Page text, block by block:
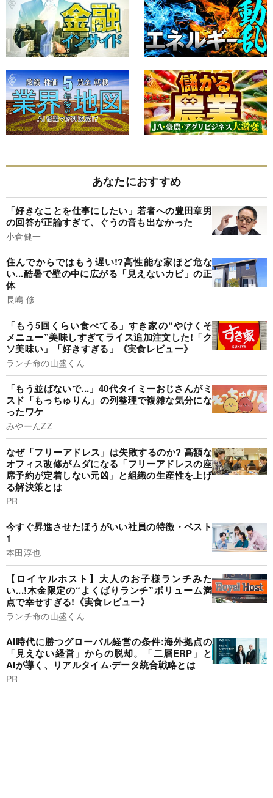
あなたにおすすめ
「好きなことを仕事にしたい」若者への豊田章男
の回答が正論すぎて、ぐうの音も出なかった
小倉健一
住んでからではもう遅い!?高性能な家ほど危な
い...酷暑で壁の中に広がる「見えないカビ」の正
体
長嶋 修
「もう5回くらい食べてる」すき家の“やけくそ
メニュー”美味しすぎてライス追加注文した!「ク
ソ美味い」「好きすぎる」《実食レビュー》
ランチ命の山盛くん
「もう並ばないで...」40代タイミーおじさんがミ
スド「もっちゅりん」の列整理で複雑な気分にな
ったワケ
みやーんZZ
なぜ「フリーアドレス」は失敗するのか? 高額な
オフィス改修がムダになる「フリーアドレスの座
席予約が定着しない元凶」と組織の生産性を上げ
る解決策とは
PR
今すぐ昇進させたほうがいい社員の特徴・ベスト
1
本田淳也
【ロイヤルホスト】大人のお子様ランチみた
い...!木金限定の“よくばりランチ”ボリューム満
点で幸せすぎる!《実食レビュー》
ランチ命の山盛くん
AI時代に勝つグローバル経営の条件:海外拠点の
「見えない経営」からの脱却。「二層ERP」と
AIが導く、リアルタイム·データ統合戦略とは
PR